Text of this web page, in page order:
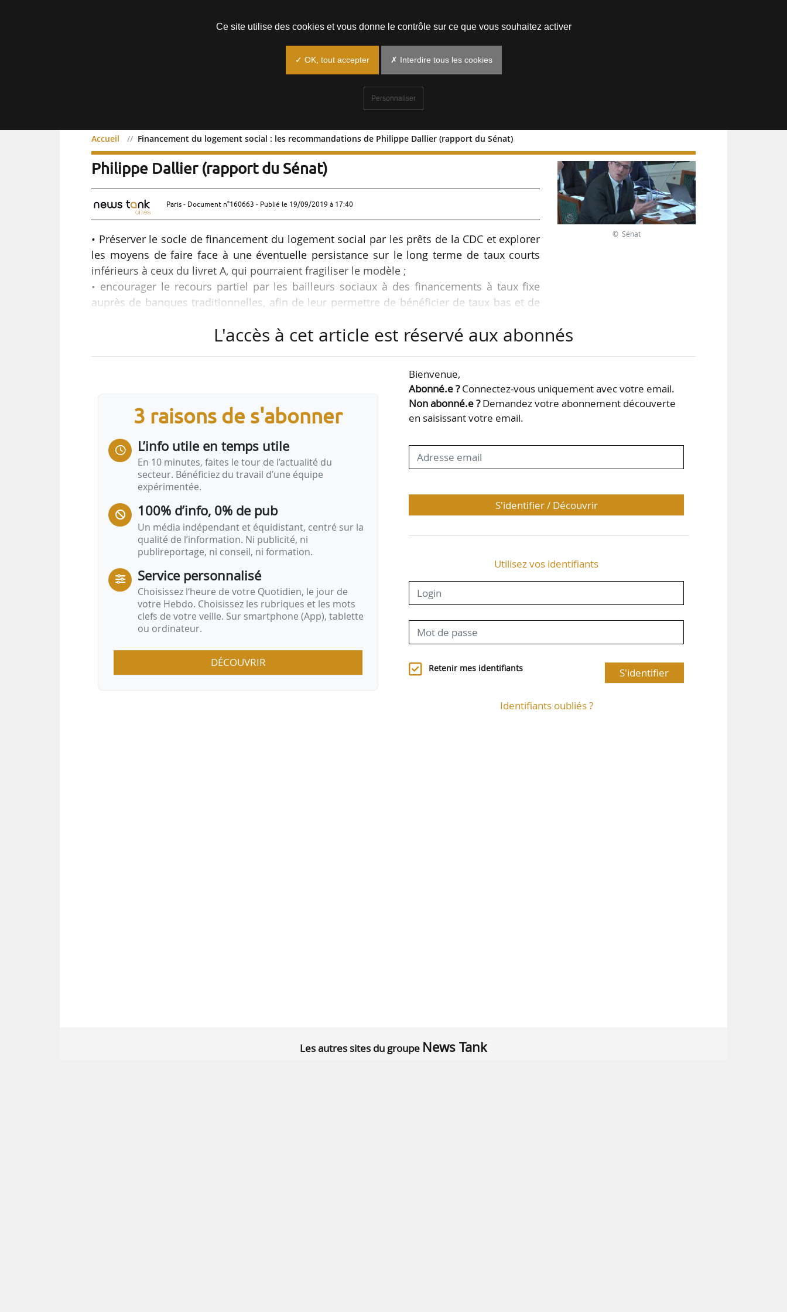
Accueil Financement du logement social : les recommandations de Philippe Dallier (rapport du Sénat)
Financement du logement social : les recommandations de
Philippe Dallier (rapport du Sénat)
Paris - Document n°160663 - Publié le 19/09/2019 à 17:40
• Préserver le socle de financement du logement social par les prêts de la CDC et explorer
les moyens de faire face à une éventuelle persistance sur le long terme de taux courts
inférieurs à ceux du livret A, qui pourraient fragiliser le modèle ;
• encourager le recours partiel par les bailleurs sociaux à des financements à taux fixe
auprès de banques traditionnelles, afin de leur permettre de bénéficier de taux bas et de
• rétablir l’APL « accession », par cohérence avec les objectifs de vente du Gouvernement,
© Sénat
L'accès à cet article est réservé aux abonnés
3 raisons de s'abonner
L’info utile en temps utile
En 10 minutes, faites le tour de l’actualité du
secteur. Bénéficiez du travail d’une équipe
expérimentée.
100% d’info, 0% de pub
Un média indépendant et équidistant, centré sur la
qualité de l’information. Ni publicité, ni
publireportage, ni conseil, ni formation.
Service personnalisé
Choisissez l‘heure de votre Quotidien, le jour de
votre Hebdo. Choisissez les rubriques et les mots
clefs de votre veille. Sur smartphone (App), tablette
ou ordinateur.
DÉCOUVRIR
Bienvenue,
Abonné.e ?Connectez-vous uniquement avec votre email.
Non abonné.e ?Demandez votre abonnement découverte
en saisissant votre email.
S'identifier / Découvrir
Utilisez vos identifiants
Retenir mes identifiants S'identifier
Identifiants oubliés ?
Les autres sites du groupe News Tank
Ce site utilise des cookies et vous donne le contrôle sur ce que vous souhaitez activer
✓ OK, tout accepter ✗ Interdire tous les cookies
Personnaliser